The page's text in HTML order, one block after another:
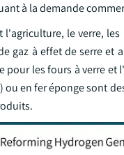
à la demande
le verre,
gaz à effet de serre
les fours à verre
ou en fer éponge sont